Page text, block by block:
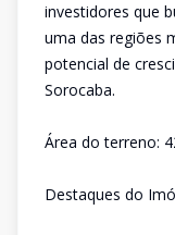
investidores que
uma das regiões
potencial de
Sorocaba.
Área do terreno:
Destaques do